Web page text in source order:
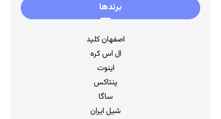
برندها
اصفهان کلید
ال اس کره
اینوت
پنتاکس
ساگا
شیل ایران